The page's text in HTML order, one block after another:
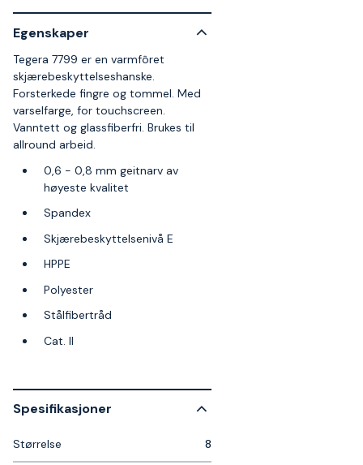
Egenskaper
Tegera 7799 er en varmfôret
skjærebeskyttelseshanske.
Forsterkede fingre og tommel. Med
varselfarge, for touchscreen.
Vanntett og glassfiberfri. Brukes til
allround arbeid.
0,6 - 0,8 mm geitnarv av
høyeste kvalitet
Spandex
Skjærebeskyttelsenivå E
HPPE
Polyester
Stålfibertråd
Cat. II
Spesifikasjoner
Størrelse 8